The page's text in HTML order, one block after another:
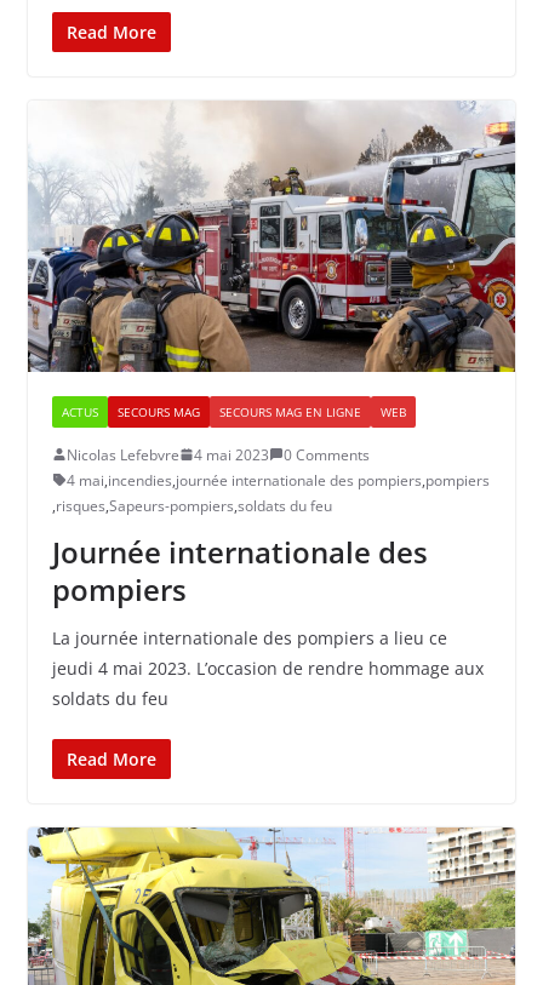
Read More
ACTUS SECOURS MAG SECOURS MAG EN LIGNE WEB
Nicolas Lefebvre 4 mai 2023
0 Comments
4 mai,incendies,journée internationale des pompiers,pompiers
,risques,Sapeurs-pompiers,soldats du feu
Journée internationale des
pompiers
La journée internationale des pompiers a lieu ce
jeudi 4 mai 2023. L’occasion de rendre hommage aux
soldats du feu
Read More